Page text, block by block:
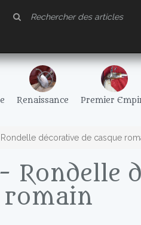
Renaissance Premier
décorative de casque
Rondelle
romain